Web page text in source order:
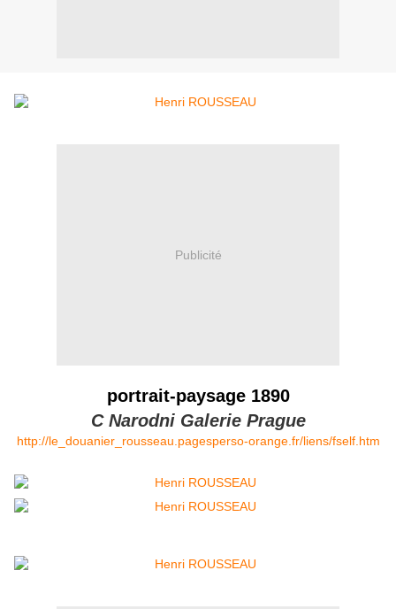
Publicité
portrait-paysage 1890
C Narodni Galerie Prague
http://le_douanier_rousseau.pagesperso-orange.fr/liens/fself.htm